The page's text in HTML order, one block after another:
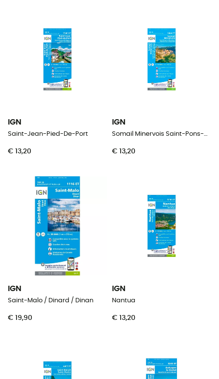
IGN
Saint-Jean-Pied-De-Port
€ 13,20
IGN
Somail Minervois Saint-Pons-De-Thomières.Pnr Du Haut Languedoc
€ 13,20
IGN
Saint-Malo / Dinard / Dinan
€ 19,90
IGN
Nantua
€ 13,20